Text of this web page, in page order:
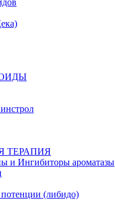
ТЕРАПИЯ
и Ингибиторы ароматазы
(либидо)